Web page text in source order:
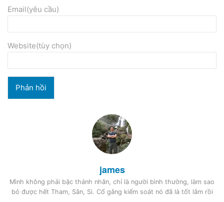
Email(yêu cầu)
Website(tùy chọn)
james
Mình không phải bậc thánh nhân, chỉ là người bình thường, làm sao
bỏ được hết Tham, Sân, Si. Cố gắng kiểm soát nó đã là tốt lắm rồi